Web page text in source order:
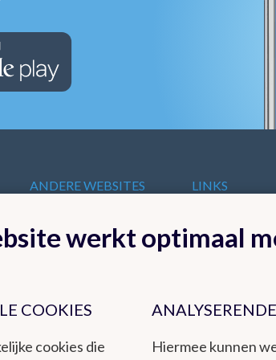
ANDERE WEBSITES
KMI in Dourbes
Radar
Climate Dynamics
LINKS
diensten
Nationale
werkt optimaal
COOKIES
cookies die Hiermee kunnen